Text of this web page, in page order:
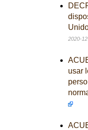
2020-
usar